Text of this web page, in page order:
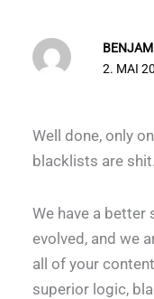
2. MAI
Well done, only
blacklists are shit.
We have a better
evolved, and we
all of your
superior logic,